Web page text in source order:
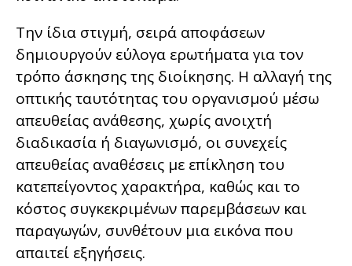
Την ίδια στιγμή, σειρά αποφάσεων
δημιουργούν εύλογα ερωτήματα για τον
τρόπο άσκησης της διοίκησης. Η αλλαγή της
οπτικής ταυτότητας του οργανισμού μέσω
απευθείας ανάθεσης, χωρίς ανοιχτή
διαδικασία ή διαγωνισμό, οι συνεχείς
απευθείας αναθέσεις με επίκληση του
κατεπείγοντος χαρακτήρα, καθώς και το
κόστος συγκεκριμένων παρεμβάσεων και
παραγωγών, συνθέτουν μια εικόνα που
απαιτεί εξηγήσεις.